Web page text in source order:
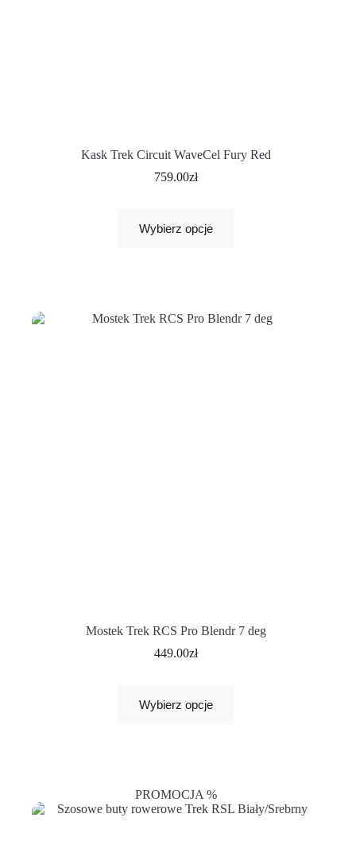
Kask Trek Circuit WaveCel Fury Red
759.00zł
Wybierz opcje
Mostek Trek RCS Pro Blendr 7 deg
449.00zł
Wybierz opcje
PROMOCJA %